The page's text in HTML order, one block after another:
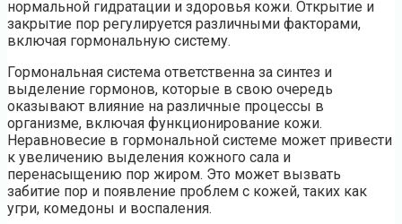
нормальной гидратации и здоровья кожи. Открытие и
закрытие пор регулируется различными факторами,
включая гормональную систему.
Гормональная система ответственна за синтез и
выделение гормонов, которые в свою очередь
оказывают влияние на различные процессы в
организме, включая функционирование кожи.
Неравновесие в гормональной системе может привести
к увеличению выделения кожного сала и
перенасыщению пор жиром. Это может вызвать
забитие пор и появление проблем с кожей, таких как
угри, комедоны и воспаления.